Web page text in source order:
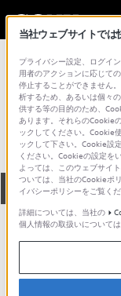
総合サポー
VGC-
全て ダウンロ
製品に
当社ウェブサイトでは
プライバシー設定、ログイ
用者のアクションに応じて
停止することができません
析するため、あるいは個々
供する等の目的のため、
あります。それらのCookie
ックしてください。Cookie
ックして下さい。Cookie設
ください。Cookieの設定を
よっては、このウェブサイ
ついては、当社のCookieポ
イバシーポリシーをご覧くだ
詳細については、当社の
個人情報の取扱いについては